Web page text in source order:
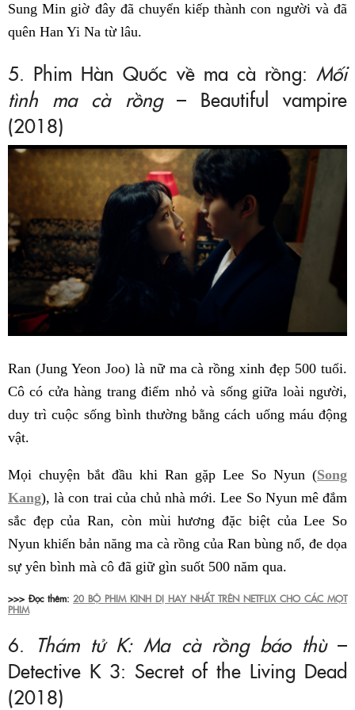
Sung Min giờ đây đã chuyển kiếp thành con người và đã
quên Han Yi Na từ lâu.
5. Phim Hàn Quốc về ma cà rồng: Mối
tình ma cà rồng– Beautiful vampire
(2018)
Ran (Jung Yeon Joo) là nữ ma cà rồng xinh đẹp 500 tuổi.
Cô có cửa hàng trang điểm nhỏ và sống giữa loài người,
duy trì cuộc sống bình thường bằng cách uống máu động
vật.
Mọi chuyện bắt đầu khi Ran gặp Lee So Nyun (Song
Kang), là con trai của chủ nhà mới. Lee So Nyun mê đắm
sắc đẹp của Ran, còn mùi hương đặc biệt của Lee So
Nyun khiến bản năng ma cà rồng của Ran bùng nổ, đe dọa
sự yên bình mà cô đã giữ gìn suốt 500 năm qua.
>>> Đọc thêm: 20 BỘ PHIM KINH DỊ HAY NHẤT TRÊN NETFLIX CHO CÁC MỌT
PHIM
6. Thám tử K: Ma cà rồng báo thù–
Detective K 3: Secret of the Living Dead
(2018)